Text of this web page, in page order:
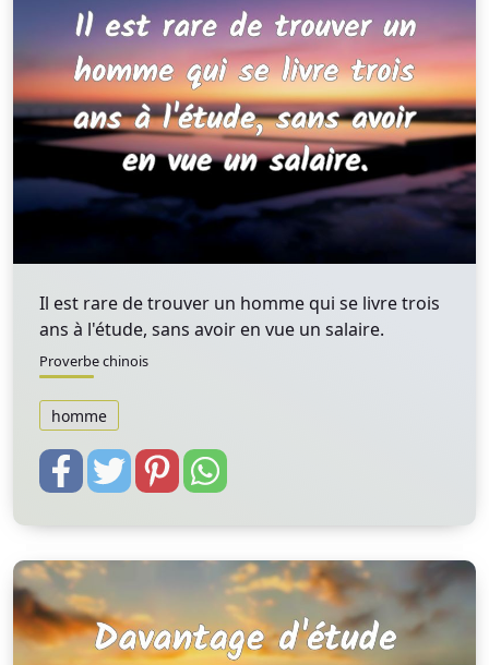
Il est rare de trouver un homme qui se livre trois
ans à l'étude, sans avoir en vue un salaire.
Proverbe chinois
homme